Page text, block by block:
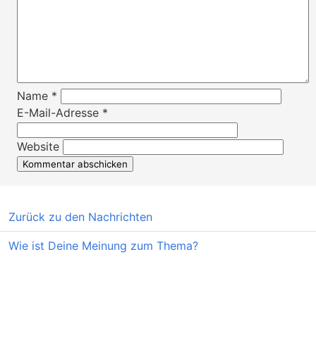
Name *
E-Mail-Adresse *
Website
Zurück zu den Nachrichten
Wie ist Deine Meinung zum Thema?